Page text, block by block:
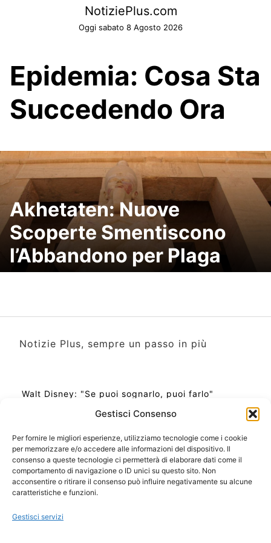
Gestisci Consenso
Per fornire le migliori esperienze, utilizziamo tecnologie come i cookie
per memorizzare e/o accedere alle informazioni del dispositivo. Il
consenso a queste tecnologie ci permetterà di elaborare dati come il
comportamento di navigazione o ID unici su questo sito. Non
acconsentire o ritirare il consenso può influire negativamente su alcune
caratteristiche e funzioni.
Gestisci servizi
NotiziePlus.com
Oggi sabato 8 Agosto 2026
Epidemia: Cosa Sta
Succedendo Ora
Akhetaten: Nuove
Scoperte Smentiscono
l’Abbandono per Plaga
Notizie Plus, sempre un passo in più
Walt Disney: "Se puoi sognarlo, puoi farlo"
Ora Esatta in Italia in questo momento
Ti Senti Strano Ultimamente? Potrebbe Essere per
la Risonanza di Schumann
Come Sapere Se Stai Ascendendo alla Quinta